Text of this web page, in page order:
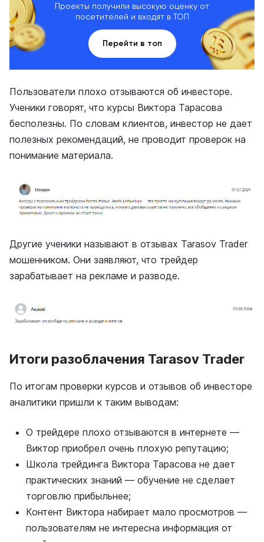
Проекты получили высокую оценку от
посетителей и входят в ТОП
Перейти в топ
Пользователи плохо отзываются об инвесторе.
Ученики говорят, что курсы Виктора Тарасова
бесполезны. По словам клиентов, инвестор не дает
полезных рекомендаций, не проводит проверок на
понимание материала.
Другие ученики называют в отзывах Tarasov Trader
мошенником. Они заявляют, что трейдер
зарабатывает на рекламе и разводе.
Итоги разоблачения Tarasov Trader
По итогам проверки курсов и отзывов об инвесторе
аналитики пришли к таким выводам:
О трейдере плохо отзываются в интернете —
Виктор приобрел очень плохую репутацию;
Школа трейдинга Виктора Тарасова не дает
практических знаний — обучение не сделает
торговлю прибыльнее;
Контент Виктора набирает мало просмотров —
пользователям не интересна информация от